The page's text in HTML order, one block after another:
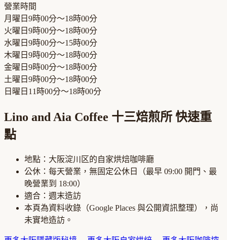
營業時間
月曜日 9時00分～18時00分
火曜日 9時00分～18時00分
水曜日 9時00分～15時00分
木曜日 9時00分～18時00分
金曜日 9時00分～18時00分
土曜日 9時00分～18時00分
日曜日 11時00分～18時00分
Lino and Aia Coffee 十三焙煎所 快速重
點
地點： 大阪淀川区的自家烘焙咖啡廳
公休： 每天營業，無固定公休日 （最早 09:00 開門、最
晚營業到 18:00）
適合： 週末造訪
本頁為資料收錄（Google Places 與公開資訊整理），尚
未實地造訪。